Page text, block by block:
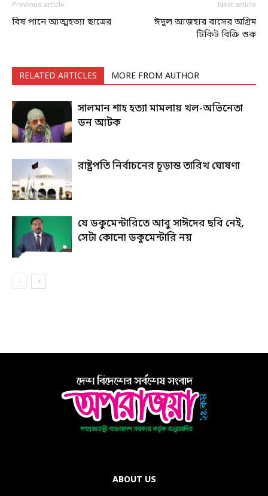
Previous article
বিষ পানে আত্মহত্যা ছাত্রের
Next article
ঈদুল আজহার বাসের অগ্রিম
টিকিট বিক্রি শুরু
RELATED ARTICLES MORE FROM AUTHOR
সালমান শাহ হত্যা মামলায় খল-অভিনেতা
ডন আটক
রাষ্ট্রপতি নির্বাচনের চূড়ান্ত তারিখ ঘোষণা
যে ডকুমেন্টারিতে আবু সাঈদের ছবি নেই,
সেটা কোনো ডকুমেন্টারি নয়
ABOUT US